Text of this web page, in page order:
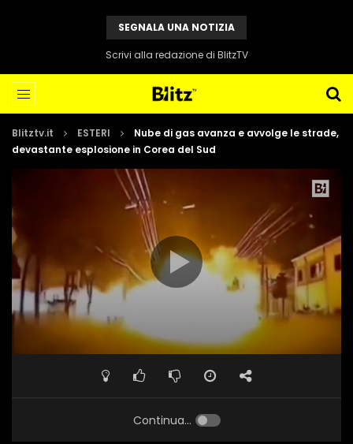
SEGNALA UNA NOTIZIA
Scrivi alla redazione di BlitzTV
Blitztv.it ESTERI
Nube di gas avanza e avvolge le strade,
devastante esplosione in Corea del Sud
Continua...